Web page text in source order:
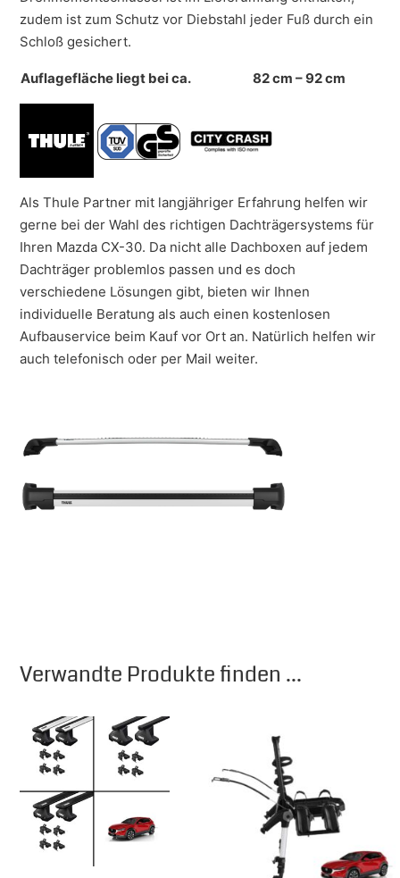
zudem ist zum Schutz vor Diebstahl jeder Fuß durch ein
Schloß gesichert.
Auflagefläche liegt bei ca. 82 cm – 92 cm
Als Thule Partner mit langjähriger Erfahrung helfen wir
gerne bei der Wahl des richtigen Dachträgersystems für
Ihren Mazda CX-30. Da nicht alle Dachboxen auf jedem
Dachträger problemlos passen und es doch
verschiedene Lösungen gibt, bieten wir Ihnen
individuelle Beratung als auch einen kostenlosen
Aufbauservice beim Kauf vor Ort an. Natürlich helfen wir
auch telefonisch oder per Mail weiter.
Verwandte Produkte finden ...